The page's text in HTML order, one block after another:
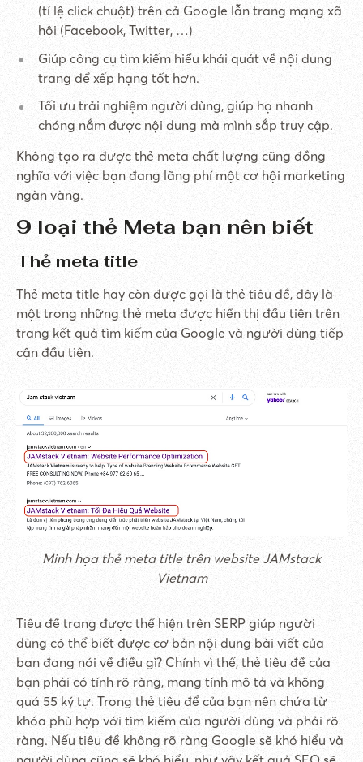
(tỉ lệ click chuột) trên cả Google lẫn trang mạng xã
hội (Facebook, Twitter, …)
Giúp công cụ tìm kiếm hiểu khái quát về nội dung
trang để xếp hạng tốt hơn.
Tối ưu trải nghiệm người dùng, giúp họ nhanh
chóng nắm được nội dung mà mình sắp truy cập.
Không tạo ra được thẻ meta chất lượng cũng đồng
nghĩa với việc bạn đang lãng phí một cơ hội marketing
ngàn vàng.
9 loại thẻ Meta bạn nên biết
Thẻ meta title
Thẻ meta title hay còn được gọi là thẻ tiêu đề, đây là
một trong những thẻ meta được hiển thị đầu tiên trên
trang kết quả tìm kiếm của Google và người dùng tiếp
cận đầu tiên.
Minh họa thẻ meta title trên website JAMstack
Vietnam
Tiêu đề trang được thể hiện trên SERP giúp người
dùng có thể biết được cơ bản nội dung bài viết của
bạn đang nói về điều gì? Chính vì thế, thẻ tiêu đề của
bạn phải có tính rõ ràng, mang tính mô tả và không
quá 55 ký tự. Trong thẻ tiêu để của bạn nên chứa từ
khóa phù hợp với tìm kiếm của người dùng và phải rõ
ràng. Nếu tiêu đề không rõ ràng Google sẽ khó hiểu và